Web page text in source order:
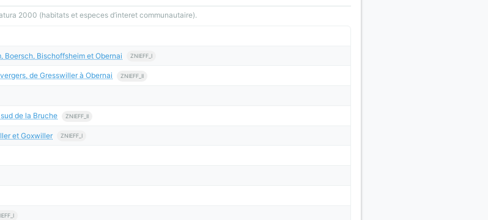
2000 (habitats et especes d’interet communautaire).
Boersch, Bischoffsheim et Obernai ZNIEFF_I
de Gresswiller à Obernai ZNIEFF_II
de la Bruche ZNIEFF_II
et Goxwiller ZNIEFF_I